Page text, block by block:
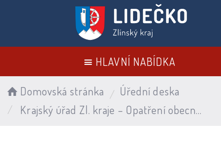
HLAVNÍ NABÍDKA
Domovská stránka
Úřední deska
Krajský úřad Zl. kraje – Opatření obecné povahy – Stanovuje bližší podmínky uplatňování Zásad regulace pajasanu žláznatého (Ailanthus altissima) v Čes